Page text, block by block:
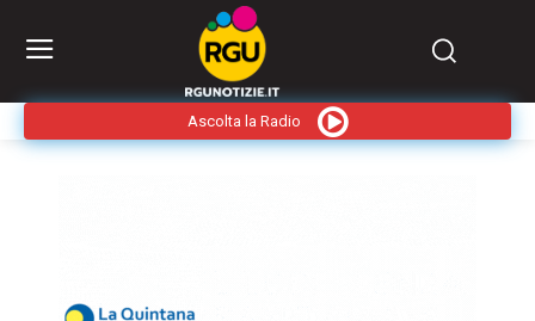
Ascolta la Radio